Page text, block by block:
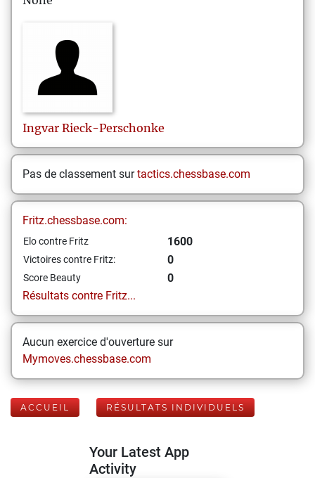
Ingvar Rieck-Perschonke
Pas de classement surtactics.chessbase.com
Fritz.chessbase.com:
Elo contre Fritz 1600
Victoires contre Fritz: 0
Score Beauty
0
Résultats contre Fritz...
Aucun exercice d'ouverture sur
Mymoves.chessbase.com
ACCUEIL RÉSULTATS INDIVIDUELS
Your Latest App
Activity